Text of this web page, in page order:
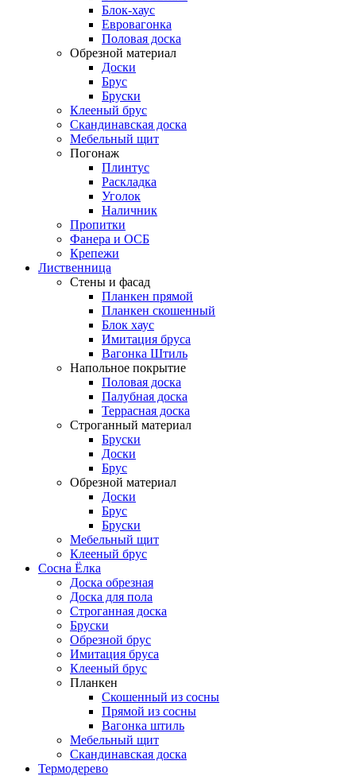
Блок-хаус
Евровагонка
Половая доска
Обрезной материал
Доски
Брус
Бруски
Клееный брус
Скандинавская доска
Мебельный щит
Погонаж
Плинтус
Раскладка
Уголок
Наличник
Пропитки
Фанера и ОСБ
Крепежи
Лиственница
Стены и фасад
Планкен прямой
Планкен скошенный
Блок хаус
Имитация бруса
Вагонка Штиль
Напольное покрытие
Половая доска
Палубная доска
Террасная доска
Строганный материал
Бруски
Доски
Брус
Обрезной материал
Доски
Брус
Бруски
Мебельный щит
Клееный брус
Сосна Ёлка
Доска обрезная
Доска для пола
Строганная доска
Бруски
Обрезной брус
Имитация бруса
Клееный брус
Планкен
Скошенный из сосны
Прямой из сосны
Вагонка штиль
Мебельный щит
Скандинавская доска
Термодерево